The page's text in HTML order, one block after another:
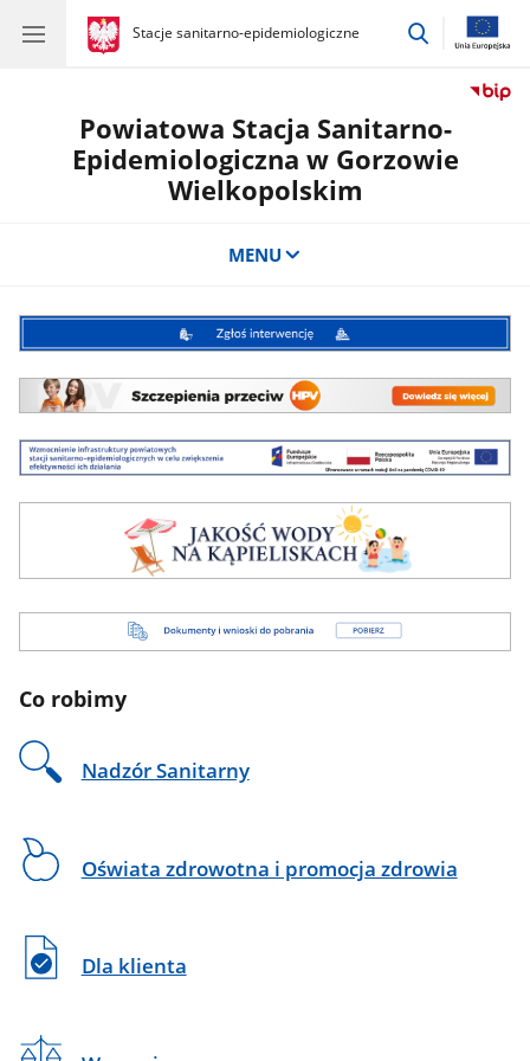
gov.pl
Stacje sanitarno-epidemiologiczne
gov.pl
Stacje
przejdź
Powiatowa Stacja Sanitarno-
Epidemiologiczna w Gorzowie
Wielkopolskim
MENU
i
do
Co robimy
Nadzór Sanitarny
Oświata zdrowotna i promocja zdrowia
Dla klienta